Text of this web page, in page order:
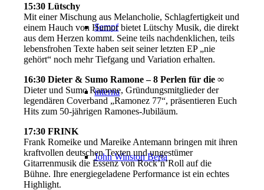
Sempf
interna
John Winston Berta
15:30 Lütschy
Mit einer Mischung aus Melancholie, Schlagfertigkeit und
einem Hauch von Humor bietet Lütschy Musik, die direkt
aus dem Herzen kommt. Seine teils nachdenklichen, teils
lebensfrohen Texte haben seit seiner letzten EP „nie
gehört“ noch mehr Tiefgang und Variation erhalten.
16:30 Dieter & Sumo Ramone – 8 Perlen für die ∞
Dieter und Sumo Ramone, Gründungsmitglieder der
legendären Coverband „Ramonez 77“, präsentieren Euch
Hits zum 50-jährigen Ramones-Jubiläum.
17:30 FRINK
Frank Romeike und Mareike Antemann bringen mit ihren
kraftvollen deutschen Texten und ungestümer
Gitarrenmusik die Essenz von Rock’n’Roll auf die
Bühne. Ihre energiegeladene Performance ist ein echtes
Highlight.